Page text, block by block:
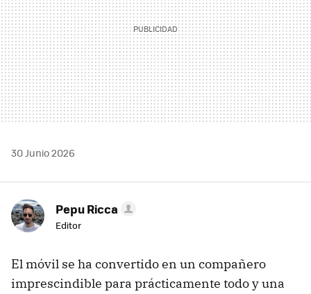
30 Junio 2026
Pepu Ricca
Editor
El móvil se ha convertido en un compañero
imprescindible para prácticamente todo y una